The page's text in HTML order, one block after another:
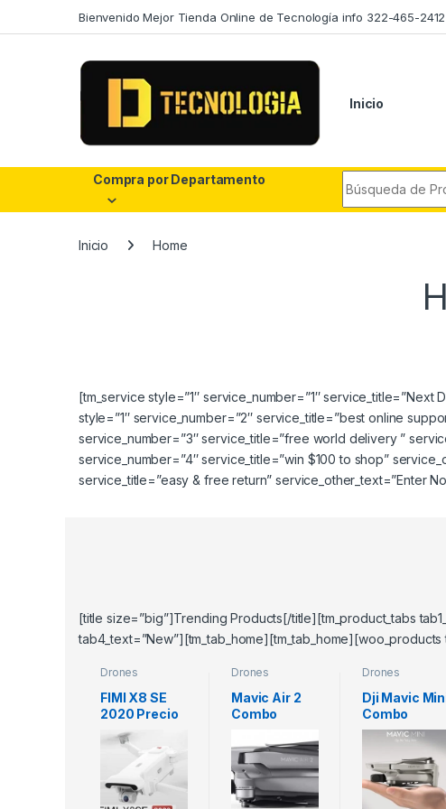
Bienvenido Mejor Tienda Online de Tecnología info 322-465-2412
Inicio
Compra por Departamento
Inicio Home
[tm_service style=”1″ service_number=”1″
style=”1″ service_number=”2″ service_title=”best online
service_number=”3″ service_title=”free world delivery ”
service_number=”4″ service_title=”win $100 to shop”
service_title=”easy & free return” service_other_text=”Enter
[title size=”big”]Trending Products[/title][tm_product_tabs
Drones
FIMI X8 SE
2020 Precio
Colombia
Característic
as y Ficha
Drones
Mavic Air 2
Combo
Colombia
Característic
as y Ficha
Técnica
Drones
Dji Mavic
Combo
Precio en
Colombia
mejor mini
drone 2020